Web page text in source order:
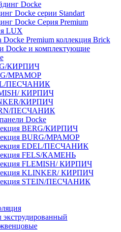
Docke
Docke серии Standart
Docke Серия Premium
LUX
Docke Premium коллекция Brick
Docke и комплектующие
КИРПИЧ
МРАМОР
ПЕСЧАНИК
КИРПИЧ
КИРПИЧ
ПЕСЧАНИК
Docke
BERG/КИРПИЧ
BURG/МРАМОР
EDEL/ПЕСЧАНИК
FELS/КАМЕНЬ
FLEMISH/ КИРПИЧ
KLINKER/ КИРПИЧ
STEIN/ПЕСЧАНИК